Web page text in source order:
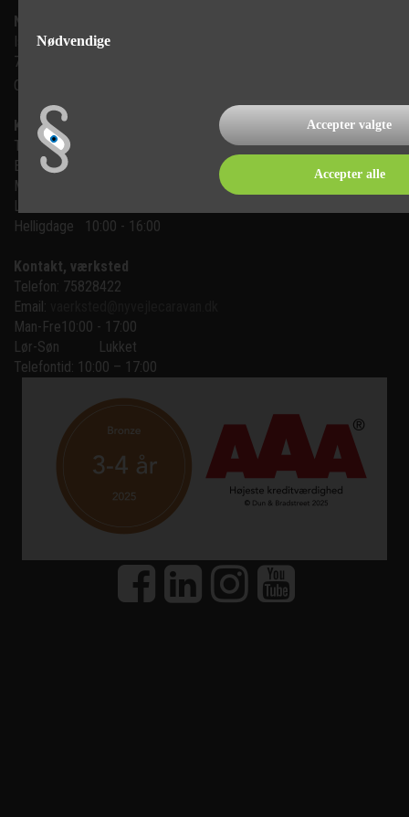
Ny Vejle Caravan A/S
Isabellahøj 6
7100 Vejle
CVR: 35683305
Kontakt, salg
Telefon: 75 82 84 22
Email:mail@nyvejlecaravan.dk
Man-Fre
Lør-Søn
Helligdage   10:00 - 16:00
Kontakt, værksted
Telefon: 75828422
Email:
Man-Fre10:00 - 17:00
Lør-Søn
Lukket
Telefontid: 10:00 – 17:00
Nødvendige
Accepter valgte
Accepter alle